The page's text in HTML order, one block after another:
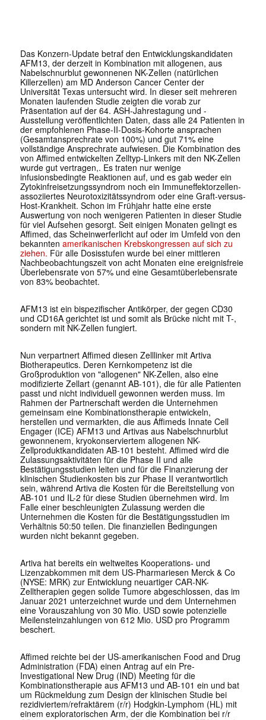
Das Konzern-Update betraf den Entwicklungskandidaten
AFM13, der derzeit in Kombination mit allogenen, aus
Nabelschnurblut gewonnenen NK-Zellen (natürlichen
Killerzellen) am MD Anderson Cancer Center der
Universität Texas untersucht wird. In dieser seit mehreren
Monaten laufenden Studie zeigten die vorab zur
Präsentation auf der 64. ASH-Jahrestagung und -
Ausstellung veröffentlichten Daten, dass alle 24 Patienten in
der empfohlenen Phase-II-Dosis-Kohorte ansprachen
(Gesamtansprechrate von 100%) und gut 71% eine
vollständige Ansprechrate aufwiesen. Die Kombination des
von Affimed entwickelten Zelltyp-Linkers mit den NK-Zellen
wurde gut vertragen,. Es traten nur wenige
infusionsbedingte Reaktionen auf, und es gab weder ein
Zytokinfreisetzungssyndrom noch ein Immuneffektorzellen-
assoziiertes Neurotoxizitätssyndrom oder eine Graft-versus-
Host-Krankheit. Schon im Frühjahr hatte eine erste
Auswertung von noch wenigeren Patienten in dieser Studie
für viel Aufsehen gesorgt. Seit einigen Monaten gelingt es
Affimed, das Scheinwerferlicht auf oder im Umfeld von den
bekannten amerikanischen Krebskongressen auf sich zu
ziehen. Für alle Dosisstufen wurde bei einer mittleren
Nachbeobachtungszeit von acht Monaten eine ereignisfreie
Überlebensrate von 57% und eine Gesamtüberlebensrate
von 83% beobachtet.
AFM13 ist ein bispezifischer Antikörper, der gegen CD30
und CD16A gerichtet ist und somit als Brücke nicht mit T-,
sondern mit NK-Zellen fungiert.
Nun verpartnert Affimed diesen Zelllinker mit Artiva
Biotherapeutics. Deren Kernkompetenz ist die
Großproduktion von "allogenen" NK-Zellen, also eine
modifizierte Zellart (genannt AB-101), die für alle Patienten
passt und nicht individuell gewonnen werden muss. Im
Rahmen der Partnerschaft werden die Unternehmen
gemeinsam eine Kombinationstherapie entwickeln,
herstellen und vermarkten, die aus Affimeds Innate Cell
Engager (ICE) AFM13 und Artivas aus Nabelschnurblut
gewonnenem, kryokonserviertem allogenen NK-
Zellproduktkandidaten AB-101 besteht. Affimed wird die
Zulassungsaktivitäten für die Phase II und alle
Bestätigungsstudien leiten und für die Finanzierung der
klinischen Studienkosten bis zur Phase II verantwortlich
sein, während Artiva die Kosten für die Bereitstellung von
AB-101 und IL-2 für diese Studien übernehmen wird. Im
Falle einer beschleunigten Zulassung werden die
Unternehmen die Kosten für die Bestätigungsstudien im
Verhältnis 50:50 teilen. Die finanziellen Bedingungen
wurden nicht bekannt gegeben.
Artiva hat bereits ein weltweites Kooperations- und
Lizenzabkommen mit dem US-Pharmariesen Merck & Co
(NYSE: MRK) zur Entwicklung neuartiger CAR-NK-
Zelltherapien gegen solide Tumore abgeschlossen, das im
Januar 2021 unterzeichnet wurde und dem Unternehmen
eine Vorauszahlung von 30 Mio. USD sowie potenzielle
Meilensteinzahlungen von 612 Mio. USD pro Programm
beschert.
Affimed reichte bei der US-amerikanischen Food and Drug
Administration (FDA) einen Antrag auf ein Pre-
Investigational New Drug (IND) Meeting für die
Kombinationstherapie aus AFM13 und AB-101 ein und bat
um Rückmeldung zum Design der klinischen Studie bei
rezidiviertem/refraktärem (r/r) Hodgkin-Lymphom (HL) mit
einem exploratorischen Arm, der die Kombination bei r/r